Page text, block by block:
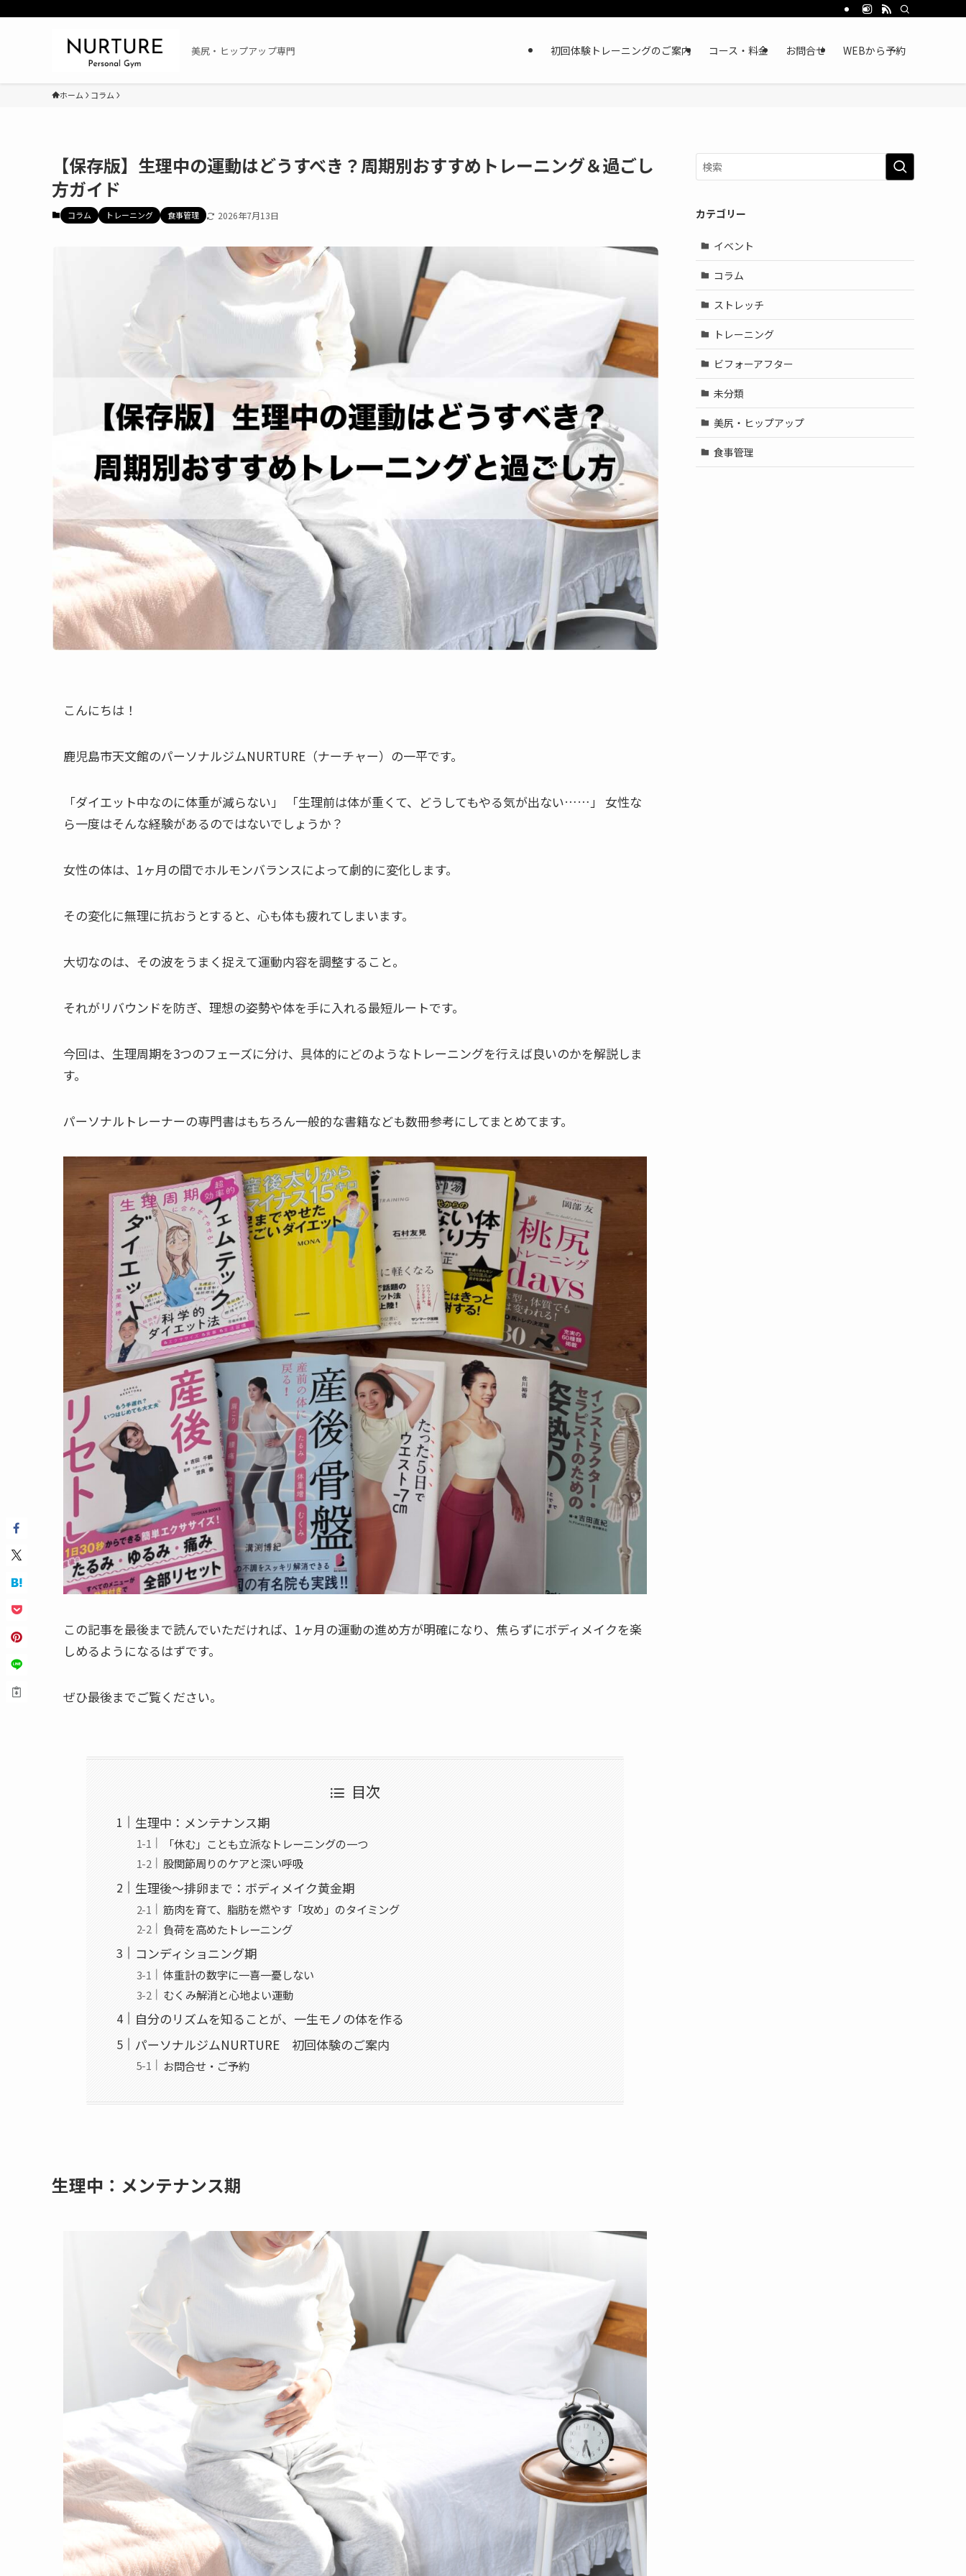
美尻・ヒップアップ専門 初回体験トレーニングのご案内 コース・料金 お問合せ WEBから予約
ホーム コラム
【保存版】生理中の運動はどうすべき？周期別おすすめトレーニング＆過ごし
方ガイド
コラム トレーニング 食事管理 2026年7月13日
こんにちは！
鹿児島市天文館のパーソナルジムNURTURE（ナーチャー）の一平です。
「ダイエット中なのに体重が減らない」 「生理前は体が重くて、どうしてもやる気が出ない……」 女性な
ら一度はそんな経験があるのではないでしょうか？
女性の体は、1ヶ月の間でホルモンバランスによって劇的に変化します。
その変化に無理に抗おうとすると、心も体も疲れてしまいます。
大切なのは、その波をうまく捉えて運動内容を調整すること。
それがリバウンドを防ぎ、理想の姿勢や体を手に入れる最短ルートです。
今回は、生理周期を3つのフェーズに分け、具体的にどのようなトレーニングを行えば良いのかを解説しま
す。
パーソナルトレーナーの専門書はもちろん一般的な書籍なども数冊参考にしてまとめてます。
この記事を最後まで読んでいただければ、1ヶ月の運動の進め方が明確になり、焦らずにボディメイクを楽
しめるようになるはずです。
ぜひ最後までご覧ください。
目次
生理中：メンテナンス期
「休む」ことも立派なトレーニングの一つ
股関節周りのケアと深い呼吸
生理後〜排卵まで：ボディメイク黄金期
筋肉を育て、脂肪を燃やす「攻め」のタイミング
負荷を高めたトレーニング
コンディショニング期
体重計の数字に一喜一憂しない
むくみ解消と心地よい運動
自分のリズムを知ることが、一生モノの体を作る
パーソナルジムNURTURE 初回体験のご案内
お問合せ・ご予約
生理中：メンテナンス期
カテゴリー
イベント
コラム
ストレッチ
トレーニング
ビフォーアフター
未分類
美尻・ヒップアップ
食事管理